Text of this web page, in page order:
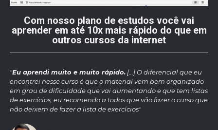
Com nosso plano de estudos você vai
aprender em até 10x mais rápido do que em
outros cursos da internet
"Eu aprendi muito e muito rápido. [...] O diferencial que eu
encontrei nesse curso é que o material vem bem organizado
em grau de dificuldade que vai aumentando e que tem listas
de exercícios, eu recomendo a todos que vão fazer o curso que
não deixem de fazer a lista de exercícios"